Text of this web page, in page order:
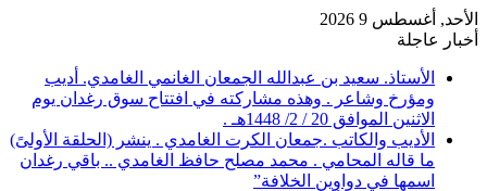
الأحد, أغسطس 9 2026
أخبار عاجلة
الأستاذ. سعيد بن عبدالله الجمعان الغانمي الغامدي. أديب
ومؤرخ وشاعر . وهذه مشاركته في افتتاح سوق رغدان يوم
الاثنين الموافق 20 / 2/ 1448هـ .
الأديب والكاتب .جمعان الكرت الغامدي . ينشر (الحلقة الأولىً)
ما قاله المحامي . محمد مصلح حافظ الغامدي .. باقي رغدان
اسمها في دواوين الخلافة”